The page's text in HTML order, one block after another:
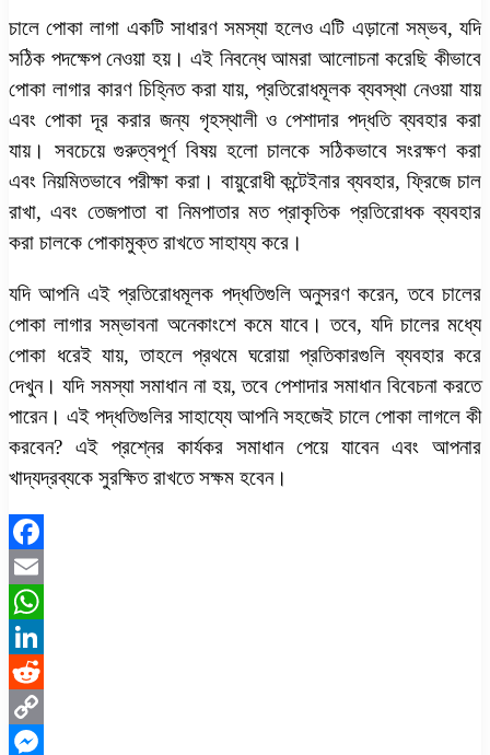
চালে পোকা লাগা একটি সাধারণ সমস্যা হলেও এটি এড়ানো সম্ভব, যদি
সঠিক পদক্ষেপ নেওয়া হয়। এই নিবন্ধে আমরা আলোচনা করেছি কীভাবে
পোকা লাগার কারণ চিহ্নিত করা যায়, প্রতিরোধমূলক ব্যবস্থা নেওয়া যায়
এবং পোকা দূর করার জন্য গৃহস্থালী ও পেশাদার পদ্ধতি ব্যবহার করা
যায়। সবচেয়ে গুরুত্বপূর্ণ বিষয় হলো চালকে সঠিকভাবে সংরক্ষণ করা
এবং নিয়মিতভাবে পরীক্ষা করা। বায়ুরোধী কন্টেইনার ব্যবহার, ফ্রিজে চাল
রাখা, এবং তেজপাতা বা নিমপাতার মত প্রাকৃতিক প্রতিরোধক ব্যবহার
করা চালকে পোকামুক্ত রাখতে সাহায্য করে।
যদি আপনি এই প্রতিরোধমূলক পদ্ধতিগুলি অনুসরণ করেন, তবে চালের
পোকা লাগার সম্ভাবনা অনেকাংশে কমে যাবে। তবে, যদি চালের মধ্যে
পোকা ধরেই যায়, তাহলে প্রথমে ঘরোয়া প্রতিকারগুলি ব্যবহার করে
দেখুন। যদি সমস্যা সমাধান না হয়, তবে পেশাদার সমাধান বিবেচনা করতে
পারেন। এই পদ্ধতিগুলির সাহায্যে আপনি সহজেই চালে পোকা লাগলে কী
করবেন? এই প্রশ্নের কার্যকর সমাধান পেয়ে যাবেন এবং আপনার
খাদ্যদ্রব্যকে সুরক্ষিত রাখতে সক্ষম হবেন।
Facebook
Email
WhatsApp
LinkedIn
Reddit
Copy